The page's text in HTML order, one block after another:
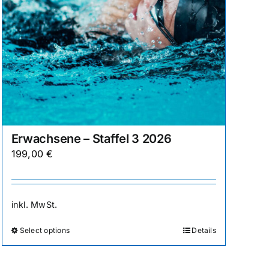
gewählt
werden
Erwachsene – Staffel 3 2026
199,00€
inkl. MwSt.
Select optionsDieses
Produkt
Details